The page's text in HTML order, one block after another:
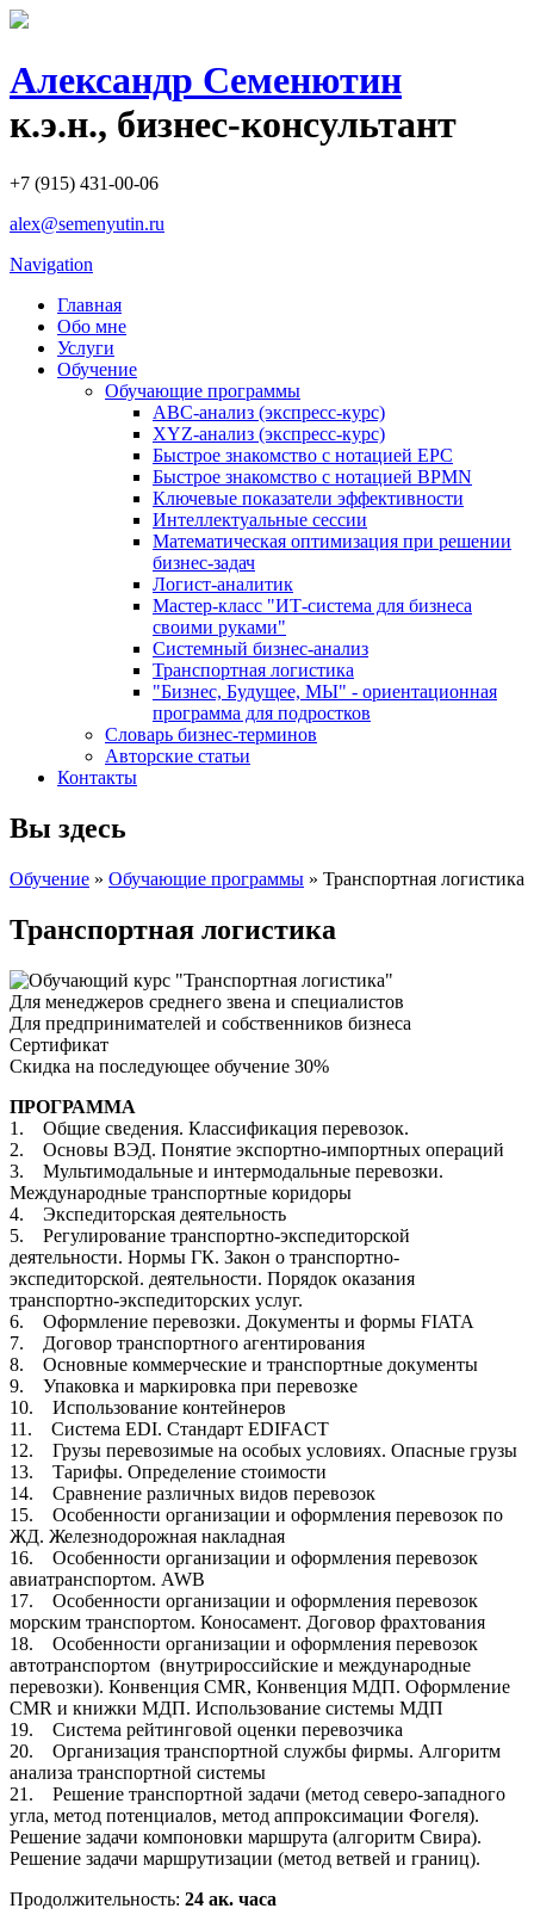
Александр Семенютин
к.э.н., бизнес-консультант
+7 (915) 431-00-06
alex@semenyutin.ru
Navigation
Главная
Обо мне
Услуги
Обучение
Обучающие программы
ABC-анализ (экспресс-курс)
XYZ-анализ (экспресс-курс)
Быстрое знакомство с нотацией EPC
Быстрое знакомство с нотацией BPMN
Ключевые показатели эффективности
Интеллектуальные сессии
Математическая оптимизация при решении
бизнес-задач
Логист-аналитик
Мастер-класс "ИТ-система для бизнеса
своими руками"
Системный бизнес-анализ
Транспортная логистика
"Бизнес, Будущее, МЫ" - ориентационная
программа для подростков
Словарь бизнес-терминов
Авторские статьи
Контакты
Вы здесь
Обучение » Обучающие программы » Транспортная логистика
Транспортная логистика
Для менеджеров среднего звена и специалистов
Для предпринимателей и собственников бизнеса
Сертификат
Скидка на последующее обучение 30%
ПРОГРАММА
1. Общие сведения. Классификация перевозок.
2. Основы ВЭД. Понятие экспортно-импортных операций
3. Мультимодальные и интермодальные перевозки.
Международные транспортные коридоры
4. Экспедиторская деятельность
5. Регулирование транспортно-экспедиторской
деятельности. Нормы ГК. Закон о транспортно-
экспедиторской. деятельности. Порядок оказания
транспортно-экспедиторских услуг.
6. Оформление перевозки. Документы и формы FIATA
7. Договор транспортного агентирования
8. Основные коммерческие и транспортные документы
9. Упаковка и маркировка при перевозке
10. Использование контейнеров
11. Система EDI. Стандарт EDIFACT
12. Грузы перевозимые на особых условиях. Опасные грузы
13. Тарифы. Определение стоимости
14. Сравнение различных видов перевозок
15. Особенности организации и оформления перевозок по
ЖД. Железнодорожная накладная
16. Особенности организации и оформления перевозок
авиатранспортом. AWB
17. Особенности организации и оформления перевозок
морским транспортом. Коносамент. Договор фрахтования
18. Особенности организации и оформления перевозок
автотранспортом (внутрироссийские и международные
перевозки). Конвенция CMR, Конвенция МДП. Оформление
CMR и книжки МДП. Использование системы МДП
19. Система рейтинговой оценки перевозчика
20. Организация транспортной службы фирмы. Алгоритм
анализа транспортной системы
21. Решение транспортной задачи (метод северо-западного
угла, метод потенциалов, метод аппроксимации Фогеля).
Решение задачи компоновки маршрута (алгоритм Свира).
Решение задачи маршрутизации (метод ветвей и границ).
Продолжительность: 24 ак. часа